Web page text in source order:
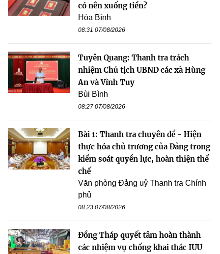
có nên xuống tiền?
Hòa Bình
08:31 07/08/2026
Tuyên Quang: Thanh tra trách
nhiệm Chủ tịch UBND các xã Hùng
An và Vĩnh Tuy
Bùi Bình
08:27 07/08/2026
Bài 1: Thanh tra chuyên đề - Hiện
thực hóa chủ trương của Đảng trong
kiểm soát quyền lực, hoàn thiện thể
chế
Văn phòng Đảng uỷ Thanh tra Chính
phủ
08:23 07/08/2026
Đồng Tháp quyết tâm hoàn thành
các nhiệm vụ chống khai thác IUU